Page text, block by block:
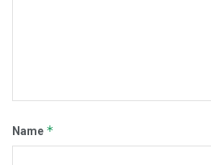
Name *